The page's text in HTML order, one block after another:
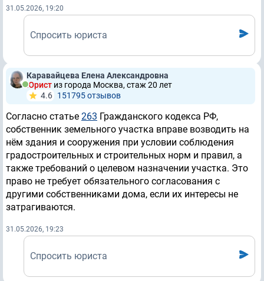
31.05.2026, 19:20
Спросить юриста
Каравайцева Елена Александровна
Юрист из города Москва, стаж 20 лет
4.6 151795 отзывов
Согласно статье 263 Гражданского кодекса РФ,
собственник земельного участка вправе возводить на
нём здания и сооружения при условии соблюдения
градостроительных и строительных норм и правил, а
также требований о целевом назначении участка. Это
право не требует обязательного согласования с
другими собственниками дома, если их интересы не
затрагиваются.
31.05.2026, 19:23
Спросить юриста